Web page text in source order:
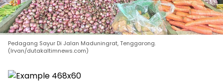
Pedagang Sayur Di Jalan Maduningrat, Tenggarong.
(Irvan/dutakaltimnews.com)